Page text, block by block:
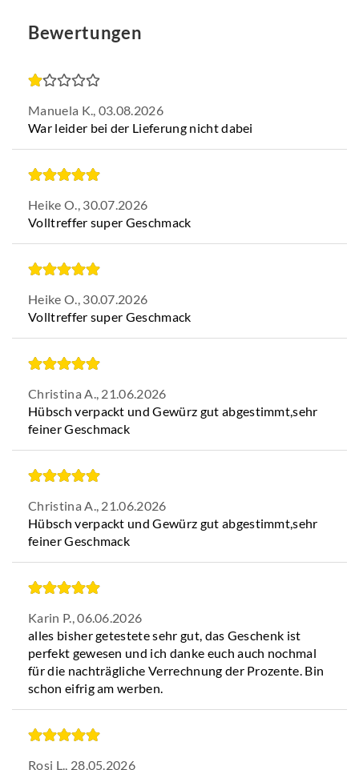
Bewertungen
Manuela K., 03.08.2026
War leider bei der Lieferung nicht dabei
Heike O., 30.07.2026
Volltreffer super Geschmack
Heike O., 30.07.2026
Volltreffer super Geschmack
Christina A., 21.06.2026
Hübsch verpackt und Gewürz gut abgestimmt,sehr
feiner Geschmack
Christina A., 21.06.2026
Hübsch verpackt und Gewürz gut abgestimmt,sehr
feiner Geschmack
Karin P.,06.06.2026
alles bisher getestete sehr gut, das Geschenk ist
perfekt gewesen und ich danke euch auch nochmal
für die nachträgliche Verrechnung der Prozente. Bin
schon eifrig am werben.
Rosi L., 28.05.2026